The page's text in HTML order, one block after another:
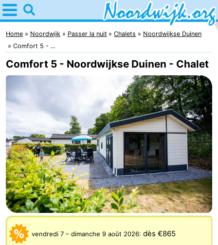
Home
Noordwijk
Astuces
Avec
les
Passer
nuit
Appartements
Campings
Chambre
d'hôtes
Chaumières
-
De
-
Home Noordwijk Passer la nuit Chalets
Noordwijkse Duinen
Comfort 5 - ...
Comfort 5 - Noordwijkse Duinen - Chalet
vendredi 7 – dimanche 9 août 2026: dès €865